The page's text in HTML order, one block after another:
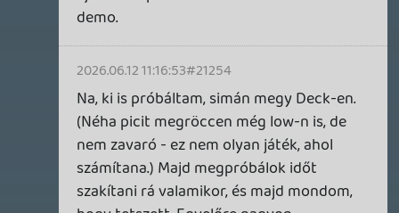
QUAKE CHAMPIONS
FREEPLAY
2
WRATH OF THE GODS FREEPLAY